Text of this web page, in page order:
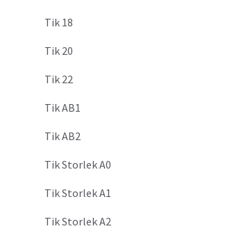
Tik 18
Tik 20
Tik 22
Tik AB1
Tik AB2
Tik Storlek A0
Tik Storlek A1
Tik Storlek A2